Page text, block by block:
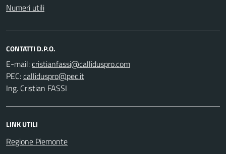
Numeri utili
CONTATTI D.P.O.
E-mail:
PEC:
Ing. Cristian FASSI
LINK UTILI
Regione Piemonte